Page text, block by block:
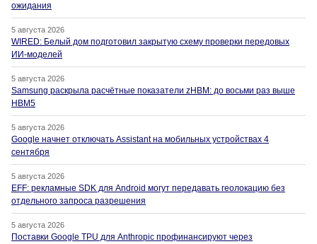
ожидания
5 августа 2026
WIRED: Белый дом подготовил закрытую схему проверки передовых
ИИ-моделей
5 августа 2026
Samsung раскрыла расчётные показатели zHBM: до восьми раз выше
HBM5
5 августа 2026
Google начнет отключать Assistant на мобильных устройствах 4
сентября
5 августа 2026
EFF: рекламные SDK для Android могут передавать геолокацию без
отдельного запроса разрешения
5 августа 2026
Поставки Google TPU для Anthropic профинансируют через